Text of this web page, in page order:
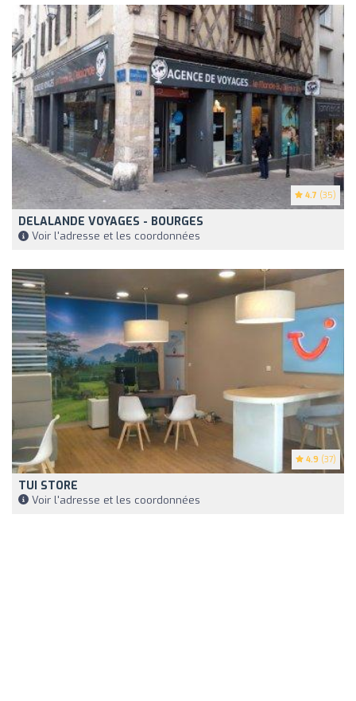
4.7 (35)
DELALANDE VOYAGES - BOURGES
Voir l'adresse et les coordonnées
4.9 (37)
TUI STORE
Voir l'adresse et les coordonnées